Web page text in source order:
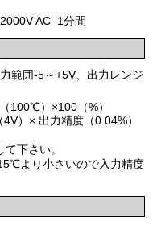
AC 1分間
範囲-5～+5V、出力レンジ
100℃）×100（%）
）× 出力精度（0.04%）
下さい。
より小さいので入力精度